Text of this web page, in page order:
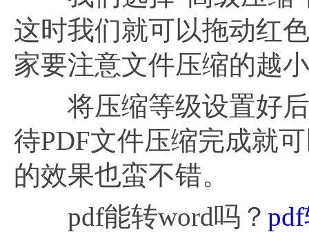
这时我们就可以拖动红
家要注意文件压缩的越
将压缩等级设置好后
待PDF文件压缩完成就
的效果也蛮不错。
pdf能转word吗？